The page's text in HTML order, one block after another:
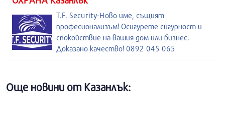
T.F. Security-Ново име, същият
професионализъм! Осигурете сигурност и
спокойствие на вашия дом или бизнес.
Доказано качество! 0892 045 065
Още новини от Казанлък: